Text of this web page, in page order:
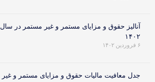
آنالیز حقوق و مزایای مستمر و غیر مستمر در سال
۱۴۰۲
۶ فروردین ۱۴۰۲
جدل معافیت مالیات حقوق و مزایای مستمر و غیر